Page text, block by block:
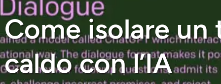
Come isolare
caldo con l’IA